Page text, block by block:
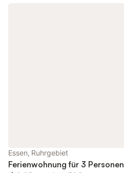
Essen, Ruhrgebiet
Ferienwohnung für 3 Personen